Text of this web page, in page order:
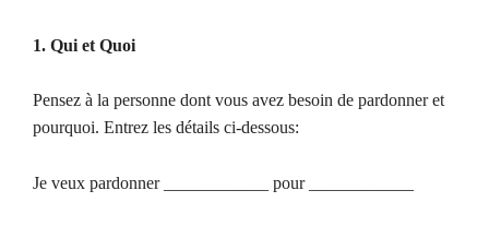
1. Qui et Quoi
Pensez à la personne dont vous avez besoin de pardonner et
pourquoi. Entrez les détails ci-dessous:
Je veux pardonner ____________ pour ____________